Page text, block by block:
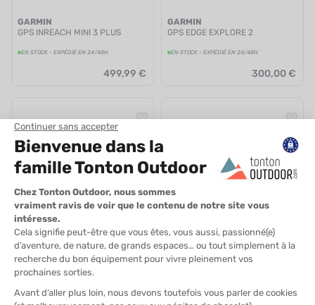
GARMIN
GPS INREACH MINI 3 PLUS
EN STOCK - EXPÉDIÉ EN 24/48H
499,99 €
GARMIN
GPS EDGE EXPLORE 2
EN STOCK - EXPÉDIÉ EN 24/48H
300,00 €
GPS INREACH MINI 2
GPS ETREX TOUCH